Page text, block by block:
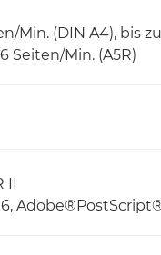
Min. (DIN A4), bis
Seiten/Min. (A5R)
II